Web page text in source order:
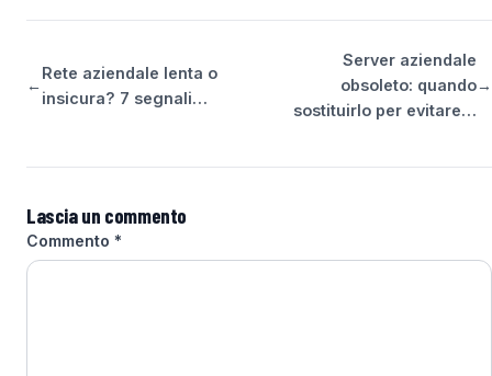
←
Rete aziendale lenta o
insicura? 7 segnali…
Server aziendale
obsoleto: quando
sostituirlo per evitare…
→
Lascia un commento
Commento *